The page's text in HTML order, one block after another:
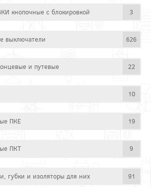
кнопочные с блокировкой 3
выключатели 626
и путевые 22
10
ПКЕ 19
ПКТ 9
губки и изоляторы для них 91